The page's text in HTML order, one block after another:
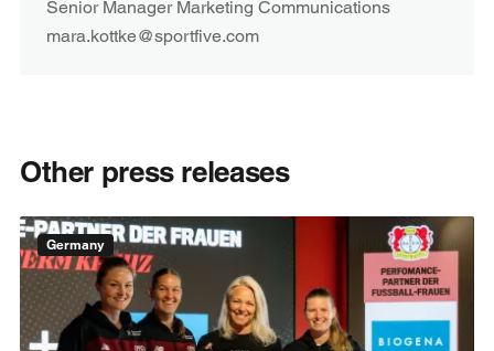
Senior Manager Marketing Communications
mara.kottke@sportfive.com
Other press releases
Germany